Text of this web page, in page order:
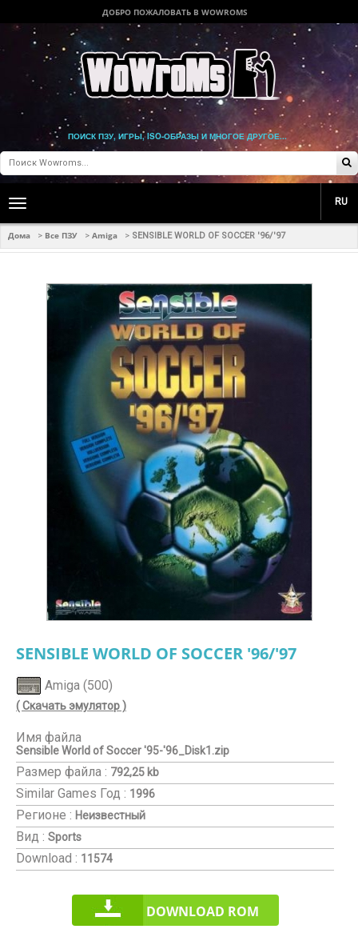
ДОБРО ПОЖАЛОВАТЬ В WOWROMS
ПОИСК ПЗУ, ИГРЫ, ISO-ОБРАЗЫ И МНОГОЕ ДРУГОЕ...
Toggle
navigation
RU
Дома > Все ПЗУ > Amiga > SENSIBLE WORLD OF SOCCER '96/'97
SENSIBLE WORLD OF SOCCER '96/'97
Amiga (500)
( Скачать эмулятор )
Имя файла
Sensible World of Soccer '95-'96_Disk1.zip
Размер файла : 792,25 kb
Similar Games Год : 1996
Регионе : Неизвестный
Вид : Sports
Download : 11574
DOWNLOAD ROM